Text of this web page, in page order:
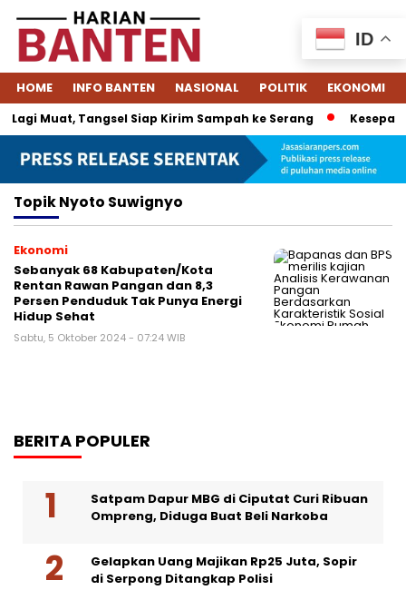
HOME INFO BANTEN NASIONAL POLITIK EKONOMI
Muat, Tangsel Siap Kirim Sampah ke Serang
TopikNyoto Suwignyo
Ekonomi
Sebanyak 68 Kabupaten/Kota
Rentan Rawan Pangan dan 8,3
Persen Penduduk Tak Punya Energi
Hidup Sehat
Sabtu, 5 Oktober 2024 - 07:24 WIB
BERITA POPULER
Satpam Dapur MBG di Ciputat Curi Ribuan
Ompreng, Diduga Buat Beli Narkoba
Gelapkan Uang Majikan Rp25 Juta, Sopir
di Serpong Ditangkap Polisi
ID